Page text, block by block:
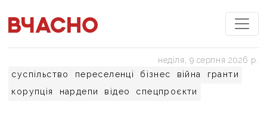
суспільство переселенці бізнес війна
гранти
корупція
нардепи відео спецпроєкти
неділя, 9 серпня 2026 р.